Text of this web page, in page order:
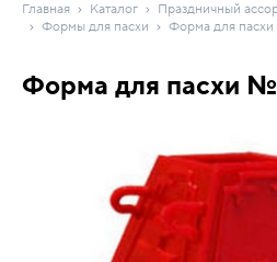
Главная Каталог Праздничный
Формы для пасхи
Форма для
Форма для пасхи